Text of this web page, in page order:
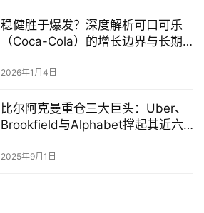
稳健胜于爆发？深度解析可口可乐
（Coca-Cola）的增长边界与长期
2026年1月4日
比尔阿克曼重仓三大巨头：Uber、
Brookfield与Alphabet撑起其近六
2025年9月1日